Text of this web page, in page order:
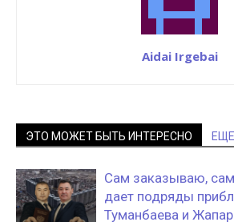
Aidai Irgebai
ЭТО МОЖЕТ БЫТЬ ИНТЕРЕСНО
Сам заказываю,
дает подряды
Туманбаева и